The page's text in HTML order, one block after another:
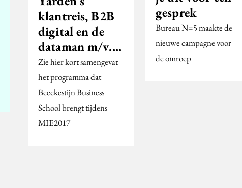
klantreis, B2B
digital en de
dataman m/v....
Zie hier kort samengevat
het programma dat
Beeckestijn Business
School brengt tijdens
MIE2017
gesprek
Bureau N=5 maakte de
nieuwe campagne voor
de omroep